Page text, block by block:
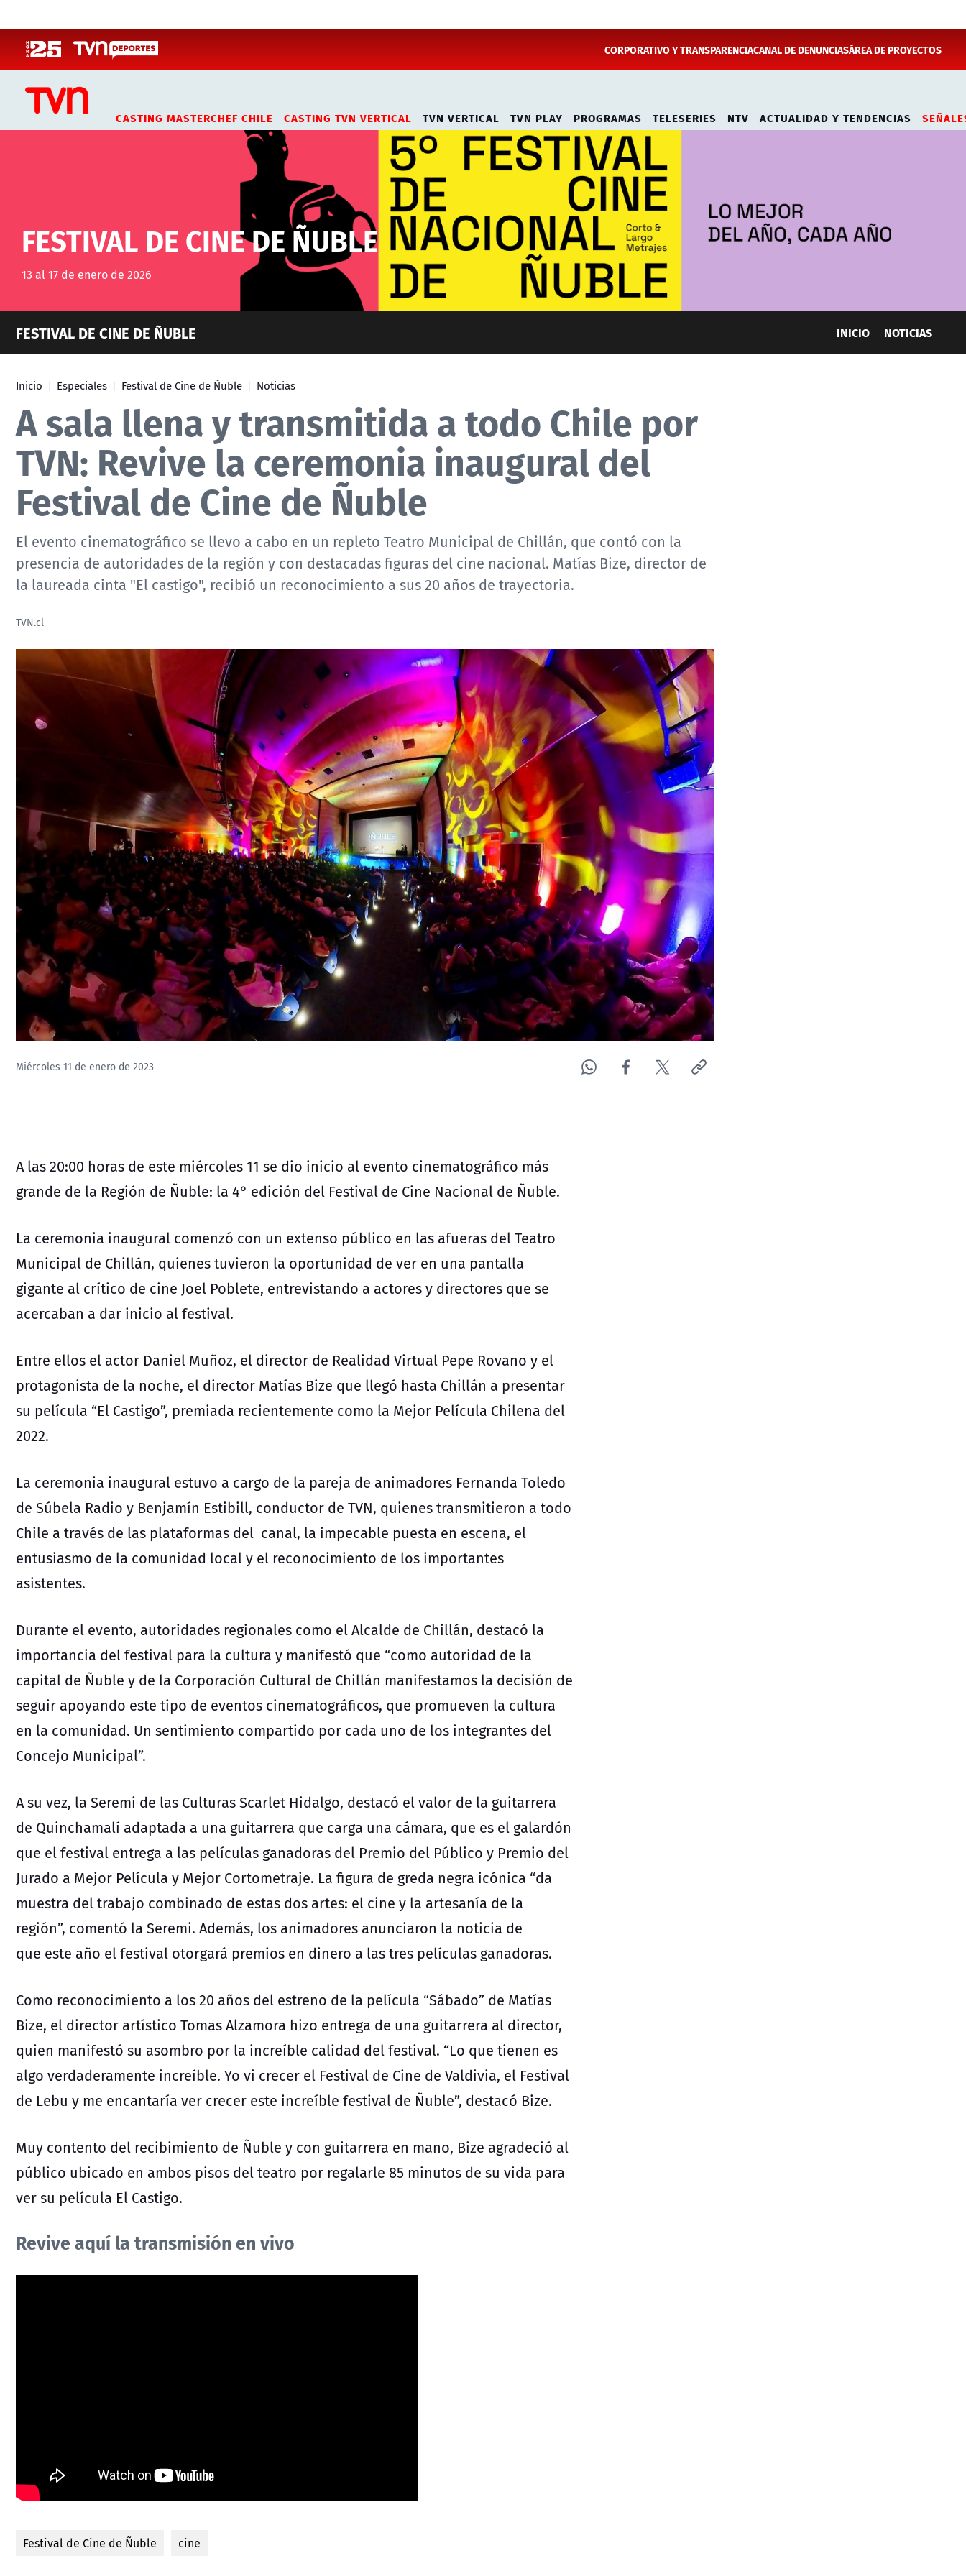
CORPORATIVO Y TRANSPARENCIACANAL DE DENUNCIASÁREA DE PROYECTOS
CASTING MASTERCHEF CHILE CASTING TVN VERTICAL TVN VERTICAL TVN PLAY PROGRAMAS TELESERIES NTV ACTUALIDAD Y TENDENCIAS
FESTIVAL DE CINE DE ÑUBLE
13 al 17 de enero de 2026
FESTIVAL DE CINE DE ÑUBLE INICIO NOTICIAS
Inicio Especiales Festival de Cine de Ñuble Noticias
A sala llena y transmitida a todo Chile por
TVN: Revive la ceremonia inaugural del
Festival de Cine de Ñuble
El evento cinematográfico se llevo a cabo en un repleto Teatro Municipal de Chillán, que contó con la
presencia de autoridades de la región y con destacadas figuras del cine nacional. Matías Bize, director de
la laureada cinta "El castigo", recibió un reconocimiento a sus 20 años de trayectoria.
TVN.cl
Miércoles 11 de enero de 2023
A las 20:00 horas de este miércoles 11 se dio inicio al evento cinematográfico más
grande de la Región de Ñuble: la 4° edición del Festival de Cine Nacional de Ñuble.
La ceremonia inaugural comenzó con un extenso público en las afueras del Teatro
Municipal de Chillán, quienes tuvieron la oportunidad de ver en una pantalla
gigante al crítico de cine Joel Poblete, entrevistando a actores y directores que se
acercaban a dar inicio al festival.
Entre ellos el actor Daniel Muñoz, el director de Realidad Virtual Pepe Rovano y el
protagonista de la noche, el director Matías Bize que llegó hasta Chillán a presentar
su película “El Castigo”, premiada recientemente como la Mejor Película Chilena del
2022.
La ceremonia inaugural estuvo a cargo de la pareja de animadores Fernanda Toledo
de Súbela Radio y Benjamín Estibill, conductor de TVN, quienes transmitieron a todo
Chile a través de las plataformas del canal, la impecable puesta en escena, el
entusiasmo de la comunidad local y el reconocimiento de los importantes
asistentes.
Durante el evento, autoridades regionales como el Alcalde de Chillán, destacó la
importancia del festival para la cultura y manifestó que “como autoridad de la
capital de Ñuble y de la Corporación Cultural de Chillán manifestamos la decisión de
seguir apoyando este tipo de eventos cinematográficos, que promueven la cultura
en la comunidad. Un sentimiento compartido por cada uno de los integrantes del
Concejo Municipal”.
A su vez, la Seremi de las Culturas Scarlet Hidalgo, destacó el valor de la guitarrera
de Quinchamalí adaptada a una guitarrera que carga una cámara, que es el galardón
que el festival entrega a las películas ganadoras del Premio del Público y Premio del
Jurado a Mejor Película y Mejor Cortometraje. La figura de greda negra icónica “da
muestra del trabajo combinado de estas dos artes: el cine y la artesanía de la
región”, comentó la Seremi. Además, los animadores anunciaron la noticia de
que este año el festival otorgará premios en dinero a las tres películas ganadoras.
Como reconocimiento a los 20 años del estreno de la película “Sábado” de Matías
Bize, el director artístico Tomas Alzamora hizo entrega de una guitarrera al director,
quien manifestó su asombro por la increíble calidad del festival. “Lo que tienen es
algo verdaderamente increíble. Yo vi crecer el Festival de Cine de Valdivia, el Festival
de Lebu y me encantaría ver crecer este increíble festival de Ñuble”, destacó Bize.
Muy contento del recibimiento de Ñuble y con guitarrera en mano, Bize agradeció al
público ubicado en ambos pisos del teatro por regalarle 85 minutos de su vida para
ver su película El Castigo.
Revive aquí la transmisión en vivo
Festival de Cine de Ñuble cine